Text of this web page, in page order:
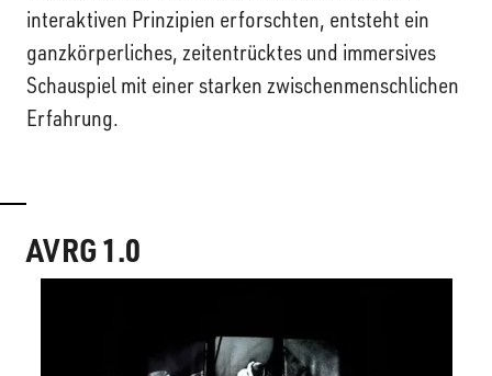
interaktiven Prinzipien erforschten, entsteht ein
ganzkörperliches, zeitentrücktes und immersives
Schauspiel mit einer starken zwischenmenschlichen
Erfahrung.
AVRG 1.0